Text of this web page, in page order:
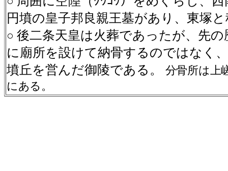
円墳の皇子邦良親王墓があり、東塚
○ 後二条天皇は火葬であったが、先
に廟所を設けて納骨するのではなく
墳丘を営んだ御陵である。
分骨所は上
にある。